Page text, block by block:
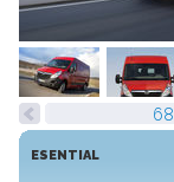
ESENTIAL